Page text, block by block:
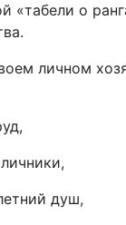
«табели о
личном
душ,